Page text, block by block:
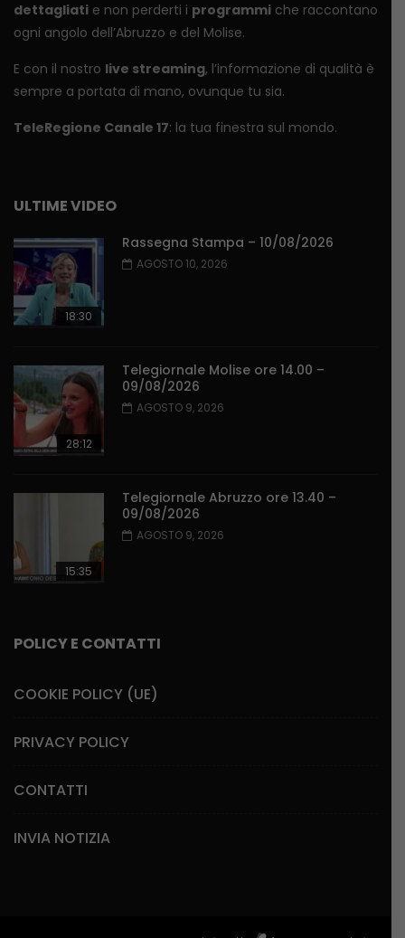
dettagliati e non perderti i programmi che raccontano
ogni angolo dell’Abruzzo e del Molise.
E con il nostro live streaming, l’informazione di qualità è
sempre a portata di mano, ovunque tu sia.
TeleRegione Canale 17: la tua finestra sul mondo.
ULTIME VIDEO
18:30
Rassegna Stampa – 10/08/2026
AGOSTO 10, 2026
28:12
Telegiornale Molise ore 14.00 –
09/08/2026
AGOSTO 9, 2026
15:35
Telegiornale Abruzzo ore 13.40 –
09/08/2026
AGOSTO 9, 2026
POLICY E CONTATTI
COOKIE POLICY (UE)
PRIVACY POLICY
CONTATTI
INVIA NOTIZIA